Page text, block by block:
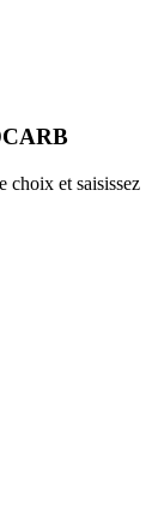
choix et saisissez